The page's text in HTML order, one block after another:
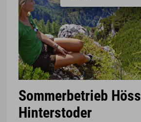
Sommerbetrieb Höss
Hinterstoder